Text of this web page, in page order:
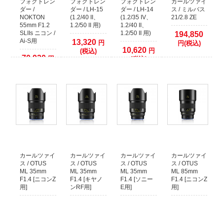
認時間を早めることが出来ます。
本人認証サービス以外のクレジット決済に関しましては、従来通り決済をカー
ド会社へ確認してからの発送となります。
1日程度(場合により2、3日以上)出荷までお時間がかかりますので予めご了承く
運送業者の代金引換手数料改定に伴い、50万円以上の代金引換のご注文に関し
まして取り扱いを終了いたします。
複数の代金引換注文で合計額が50万円以上になる場合は、同日での発送ができ
ません。発送日をずらしますので納期が余分にかかります。
あらかじめご了承くださいますようお願いいたします。
店頭でのご購入希望のお客様へ
当店の商品は、ほとんどが倉庫で保管しておりますので
WEBサイトで在庫有りとなっておりましても、店頭には無い場合がございま
フォクトレン
ダー /
NOKTON
55mm F1.2
SLIIs ニコン /
Ai-S用
70,920円
フォクトレン
ダー / LH-15
(1.2/40 II、
1.2/50 II 用)
13,320円
(税込)
フォクトレン
ダー / LH-14
(1.2/35 IV、
1.2/40 II、
1.2/50 II 用)
10,620 円
(税込)
カールツァイ
ス / ミルバス
21/2.8 ZE
194,850
円(税込)
カールツァイ
ス / OTUS
ML 35mm
F1.4 [ニコンZ
用]
カールツァイ
ス / OTUS
ML 35mm
F1.4 [キヤノ
ンRF用]
カールツァイ
ス / OTUS
ML 35mm
F1.4 [ソニー
E用]
カールツァイ
ス / OTUS
ML 85mm
F1.4 [ニコンZ
用]